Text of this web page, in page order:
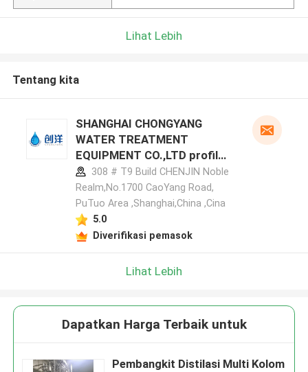
Lihat Lebih
Tentang kita
SHANGHAI CHONGYANG
WATER TREATMENT
EQUIPMENT CO.,LTD profil
pabrikan
308 # T9 Build CHENJIN Noble
Realm,No.1700 CaoYang Road,
PuTuo Area ,Shanghai,China ,Cina
5.0
Diverifikasi pemasok
Lihat Lebih
Dapatkan Harga Terbaik untuk
Pembangkit Distilasi Multi Kolom